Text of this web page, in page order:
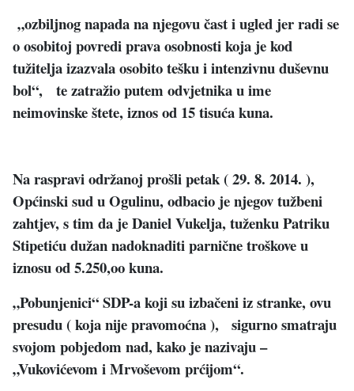
„ozbiljnog napada na njegovu čast i ugled jer radi se
o osobitoj povredi prava osobnosti koja je kod
tužitelja izazvala osobito tešku i intenzivnu duševnu
bol“, te zatražio putem odvjetnika u ime
neimovinske štete, iznos od 15 tisuća kuna.
Na raspravi održanoj prošli petak ( 29. 8. 2014. ),
Općinski sud u Ogulinu, odbacio je njegov tužbeni
zahtjev, s tim da je Daniel Vukelja, tuženku Patriku
Stipetiću dužan nadoknaditi parnične troškove u
iznosu od 5.250,oo kuna.
„Pobunjenici“ SDP-a koji su izbačeni iz stranke, ovu
presudu ( koja nije pravomoćna ), sigurno smatraju
svojom pobjedom nad, kako je nazivaju –
„Vukovićevom i Mrvoševom prćijom“.